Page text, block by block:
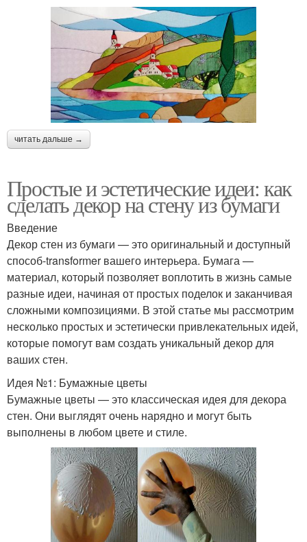
читать дальше →
Простые и эстетические идеи: как
сделать декор на стену из бумаги
Введение
Декор стен из бумаги — это оригинальный и доступный
способ-transformer вашего интерьера. Бумага —
материал, который позволяет воплотить в жизнь самые
разные идеи, начиная от простых поделок и заканчивая
сложными композициями. В этой статье мы рассмотрим
несколько простых и эстетически привлекательных идей,
которые помогут вам создать уникальный декор для
ваших стен.
Идея №1: Бумажные цветы
Бумажные цветы — это классическая идея для декора
стен. Они выглядят очень нарядно и могут быть
выполнены в любом цвете и стиле.